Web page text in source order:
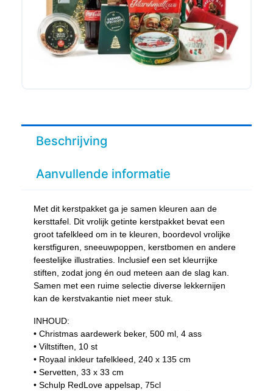
Beschrijving
Aanvullende informatie
Met dit kerstpakket ga je samen kleuren aan de
kersttafel. Dit vrolijk getinte kerstpakket bevat een
groot tafelkleed om in te kleuren, boordevol vrolijke
kerstfiguren, sneeuwpoppen, kerstbomen en andere
feestelijke illustraties. Inclusief een set kleurrijke
stiften, zodat jong én oud meteen aan de slag kan.
Samen met een ruime selectie diverse lekkernijen
kan de kerstvakantie niet meer stuk.
INHOUD:
• Christmas aardewerk beker, 500 ml, 4 ass
• Viltstiften, 10 st
• Royaal inkleur tafelkleed, 240 x 135 cm
• Servetten, 33 x 33 cm
• Schulp RedLove appelsap, 75cl